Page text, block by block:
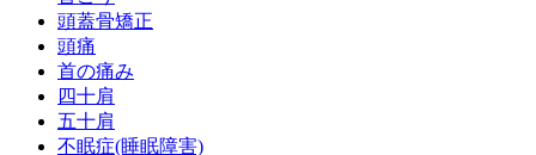
頭蓋骨矯正
頭痛
首の痛み
四十肩
五十肩
不眠症(睡眠障害)